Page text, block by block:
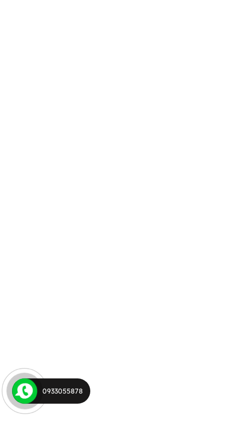
0933055878